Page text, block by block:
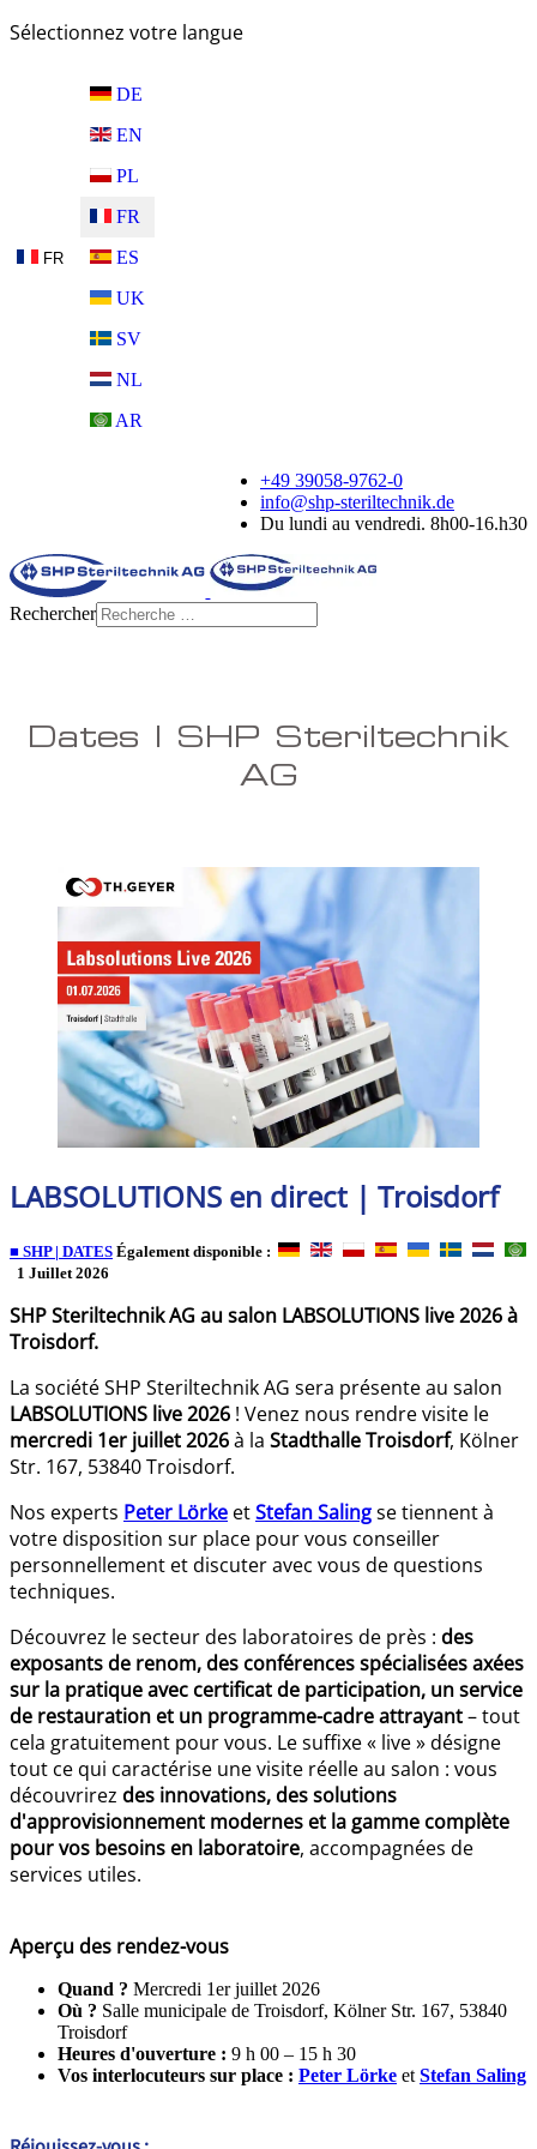
Sélectionnez votre langue
FR
DE
EN
PL
FR
ES
UK
SV
NL
AR
+49 39058-9762-0
info@shp-steriltechnik.de
Du lundi au vendredi. 8h00-16.h30
Rechercher
Dates | SHP Steriltechnik
AG
LABSOLUTIONS en direct | Troisdorf
■ SHP | DATES Également disponible :
1 Juillet 2026
SHP Steriltechnik AG au salon LABSOLUTIONS live 2026 à
Troisdorf.
La société SHP Steriltechnik AG sera présente au salon
LABSOLUTIONS live 2026 ! Venez nous rendre visite le
mercredi 1er juillet 2026à la Stadthalle Troisdorf, Kölner
Str. 167, 53840 Troisdorf.
Nos experts Peter Lörke etStefan Salingse tiennent à
votre disposition sur place pour vous conseiller
personnellement et discuter avec vous de questions
techniques.
Découvrez le secteur des laboratoires de près : des
exposants de renom, des conférences spécialisées axées
sur la pratique avec certificat de participation, un service
de restauration et un programme-cadre attrayant– tout
cela gratuitement pour vous. Le suffixe « live » désigne
tout ce qui caractérise une visite réelle au salon : vous
découvrirez des innovations, des solutions
d'approvisionnement modernes et la gamme complète
pour vos besoins en laboratoire, accompagnées de
services utiles.
Aperçu des rendez-vous
Quand ? Mercredi 1er juillet 2026
Où ? Salle municipale de Troisdorf, Kölner Str. 167, 53840
Troisdorf
Heures d'ouverture : 9 h 00 – 15 h 30
Vos interlocuteurs sur place : Peter Lörke et Stefan Saling